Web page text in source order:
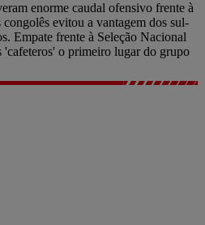
enorme caudal ofensivo frente à
evitou a vantagem dos sul-
Empate frente à Seleção Nacional
o primeiro lugar do grupo